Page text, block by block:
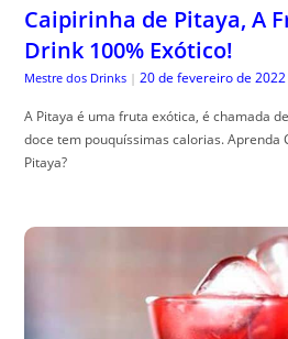
Caipirinha de Pitaya, A
Drink 100% Exótico!
Mestre dos Drinks | 20 de fevereiro de 2022
A Pitaya é uma fruta exótica, é chamada
doce tem pouquíssimas calorias. Aprenda
Pitaya?